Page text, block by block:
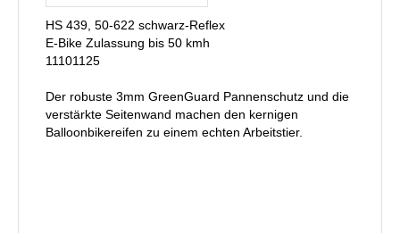
HS 439, 50-622 schwarz-Reflex
E-Bike Zulassung bis 50 kmh
11101125
Der robuste 3mm GreenGuard Pannenschutz und die
verstärkte Seitenwand machen den kernigen
Balloonbikereifen zu einem echten Arbeitstier.